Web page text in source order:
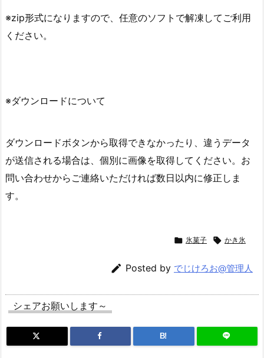
※zip形式になりますので、任意のソフトで解凍してご利用
ください。
※ダウンロードについて
ダウンロードボタンから取得できなかったり、違うデータ
が送信される場合は、個別に画像を取得してください。お
問い合わせからご連絡いただければ数日以内に修正しま
す。
 氷菓子  かき氷
 Posted by でじけろお@管理人
シェアお願いします～
B!